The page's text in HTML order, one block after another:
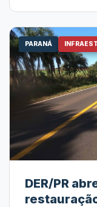
PARANÁ
DER/PR